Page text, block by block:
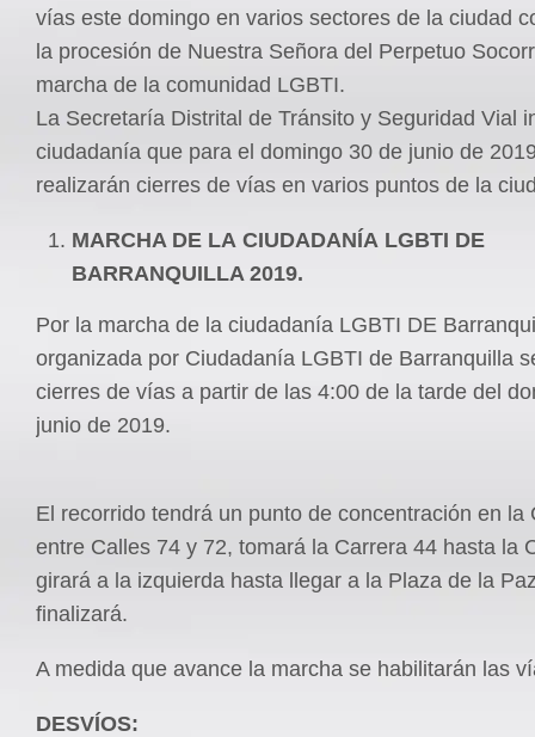
vías este domingo en varios sectores de la ciudad
la procesión de Nuestra Señora del Perpetuo
marcha de la comunidad LGBTI.
La Secretaría Distrital de Tránsito y Seguridad Vial
ciudadanía que para el domingo 30 de junio de
realizarán cierres de vías en varios puntos de la
MARCHA DE LA CIUDADANÍA LGBTI DE
BARRANQUILLA 2019.
Por la marcha de la ciudadanía LGBTI DE
organizada por Ciudadanía LGBTI de Barranquilla
cierres de vías a partir de las 4:00 de la tarde del
junio de 2019.
El recorrido tendrá un punto de concentración en la
entre Calles 74 y 72, tomará la Carrera 44 hasta la
girará a la izquierda hasta llegar a la Plaza de la
finalizará.
A medida que avance la marcha se habilitarán las
DESVÍOS: